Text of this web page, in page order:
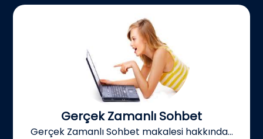
Gerçek Zamanlı Sohbet
Gerçek Zamanlı Sohbet makalesi hakkında...